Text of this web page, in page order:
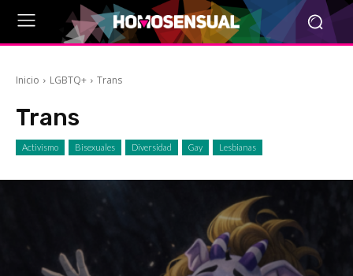
Inicio LGBTQ+ Trans
Trans
Activismo Bisexuales Diversidad Gay Lesbianas